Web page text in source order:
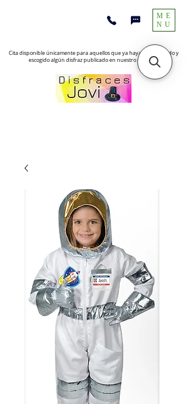
Cita disponible únicamente para aquellos que ya hayan encontrado y
escogido algún disfraz publicado en nuestro sitio web
ME
NU